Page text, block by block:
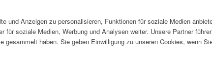
und Anzeigen zu personalisieren, Funktionen für soziale Medien
für soziale Medien, Werbung und Analysen weiter. Unsere Partner
gesammelt haben. Sie geben Einwilligung zu unseren Cookies, wenn